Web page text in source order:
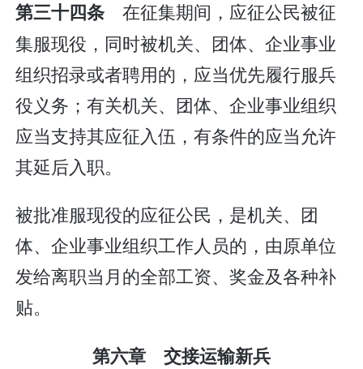
第三十四条 在征集期间，应征公民被征
集服现役，同时被机关、团体、企业事业
组织招录或者聘用的，应当优先履行服兵
役义务；有关机关、团体、企业事业组织
应当支持其应征入伍，有条件的应当允许
其延后入职。
被批准服现役的应征公民，是机关、团
体、企业事业组织工作人员的，由原单位
发给离职当月的全部工资、奖金及各种补
贴。
第六章 交接运输新兵